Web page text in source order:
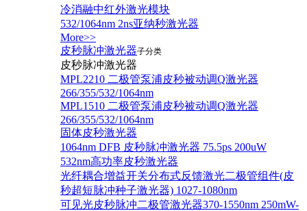
冷消融中红外激光模块
532/1064nm 2ns亚纳秒激光器
More>>
皮秒脉冲激光器子分类
皮秒脉冲激光器
​MPL2210 二极管泵浦皮秒被动调Q激光器
266/355/532/1064nm
MPL1510 二极管泵浦皮秒被动调Q激光器
266/355/532/1064nm
固体皮秒激光器
1064nm DFB 皮秒脉冲激光器 75.5ps 200uW
532nm高功率皮秒激光器
光纤耦合增益开关分布式反馈激光二极管组件(皮
秒超短脉冲种子激光器) 1027-1080nm
可见光皮秒脉冲二极管激光器370-1550nm 250mW-